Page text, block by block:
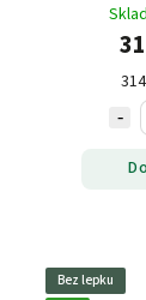
Bez lepku